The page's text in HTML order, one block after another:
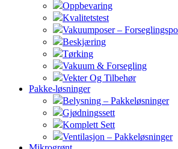
Oppbevaring
Kvalitetstest
Vakuumposer –
Beskjæring
Tørking
Vakuum & Forsegling
Vekter Og Tilbehør
Pakke-løsninger
Belysning – Pakkeløsninger
Gjødningssett
Komplett Sett
Ventilasjon – Pakkeløsninger